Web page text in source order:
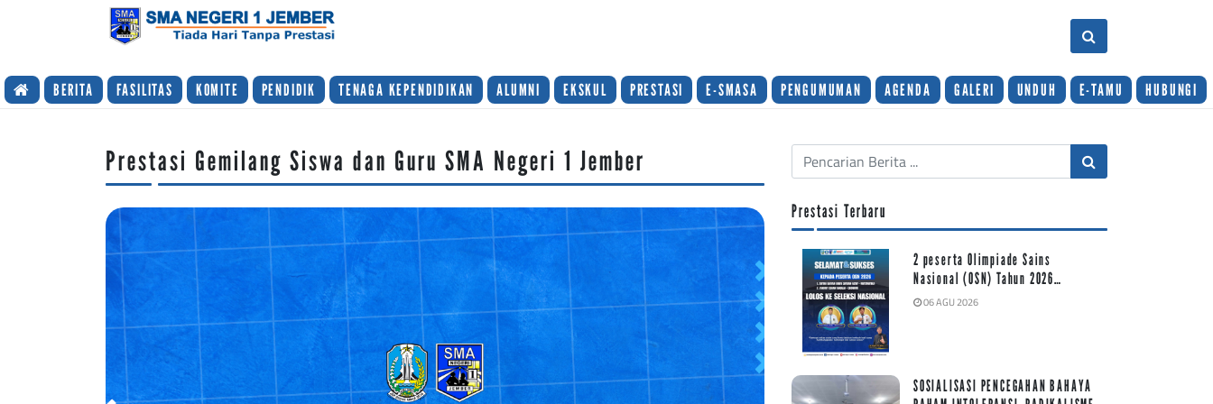
BERITA
FASILITAS KOMITE PENDIDIK TENAGA KEPENDIDIKAN ALUMNI EKSKUL PRESTASI E-SMASA PENGUMUMAN AGENDA GALERI UNDUH E-TAMU HUBUNGI
Prestasi Gemilang Siswa dan Guru SMA Negeri 1 Jember
Prestasi Terbaru
2 peserta Olimpiade Sains
Nasional (OSN) Tahun 2026…
06 AGU 2026
SOSIALISASI PENCEGAHAN BAHAYA